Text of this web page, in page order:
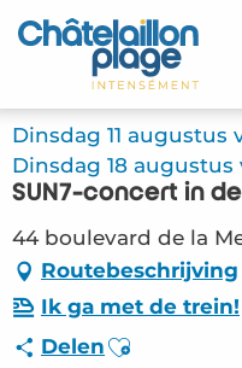
Aller
au
principal
Home – NL
Ontdek
Activiteiten
Leven
Afspraken
Uw verblijf - NL
Dinsdag 11 augustus
Dinsdag 18 augustus
SUN7-concert in
44 boulevard de la
Routebeschrijving
Ik ga met de trein!
Delen Ajouter aux